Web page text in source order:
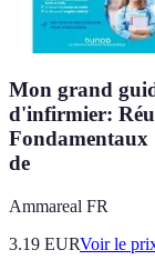
Mon grand
d'infirmier:
Fondamentaux
de
Ammareal FR
3.19 EURVoir le